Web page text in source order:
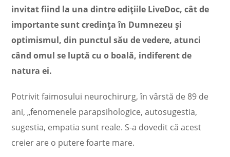
invitat fiind la una dintre edițiile LiveDoc, cât de
importante sunt credința în Dumnezeu și
optimismul, din punctul său de vedere, atunci
când omul se luptă cu o boală, indiferent de
natura ei.
Potrivit faimosului neurochirurg, în vârstă de 89 de
ani, „fenomenele parapsihologice, autosugestia,
sugestia, empatia sunt reale. S-a dovedit că acest
creier are o putere foarte mare.